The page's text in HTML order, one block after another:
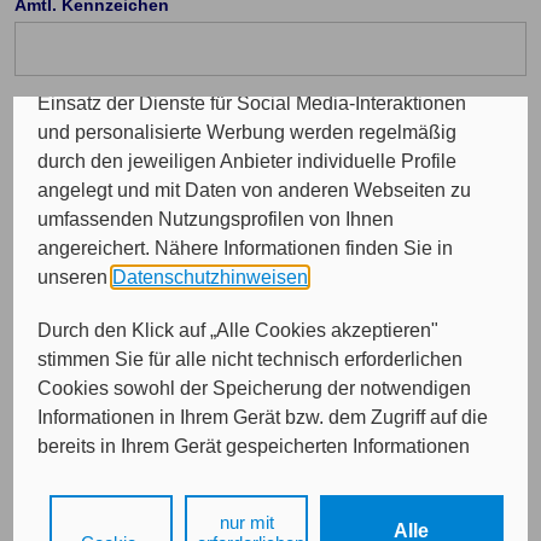
Programme sowie für personalisierte Werbung.
weitere Verantwortliche weitergegeben. Bei dem
Einsatz der Dienste für Social Media-Interaktionen
und personalisierte Werbung werden regelmäßig
durch den jeweiligen Anbieter individuelle Profile
angelegt und mit Daten von anderen Webseiten zu
umfassenden Nutzungsprofilen von Ihnen
angereichert. Nähere Informationen finden Sie in
unseren Datenschutzhinweisen
Durch den Klick auf „Alle Cookies akzeptieren"
stimmen Sie für alle nicht technisch erforderlichen
Cookies sowohl der Speicherung der notwendigen
Informationen in Ihrem Gerät bzw. dem Zugriff auf die
bereits in Ihrem Gerät gespeicherten Informationen
Ihrer Daten zu den angegebenen Zwecken in unseren
Datenschutzhinweisengemäß Art. 6 Abs. 1 lit. a
Alle
nur mit
Amtl. Kennzeichen
Telefon Vorwahl: (optional)
Durchwahl (optional)